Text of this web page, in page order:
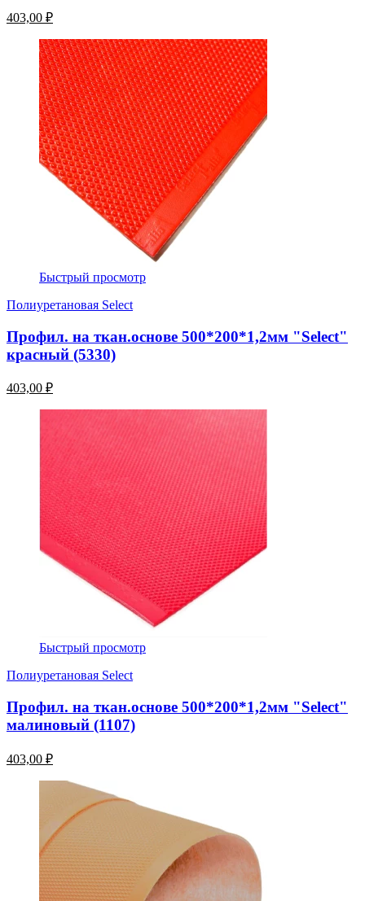
403,00 ₽
Быстрый просмотр
Полиуретановая Select
Профил. на ткан.основе 500*200*1,2мм "Select"
красный (5330)
403,00 ₽
Быстрый просмотр
Полиуретановая Select
Профил. на ткан.основе 500*200*1,2мм "Select"
малиновый (1107)
403,00 ₽